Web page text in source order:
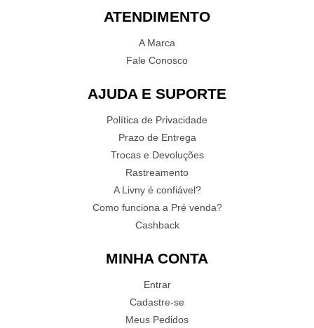
ATENDIMENTO
A Marca
Fale Conosco
AJUDA E SUPORTE
Política de Privacidade
Prazo de Entrega
Trocas e Devoluções
Rastreamento
A Livny é confiável?
Como funciona a Pré venda?
Cashback
MINHA CONTA
Entrar
Cadastre-se
Meus Pedidos